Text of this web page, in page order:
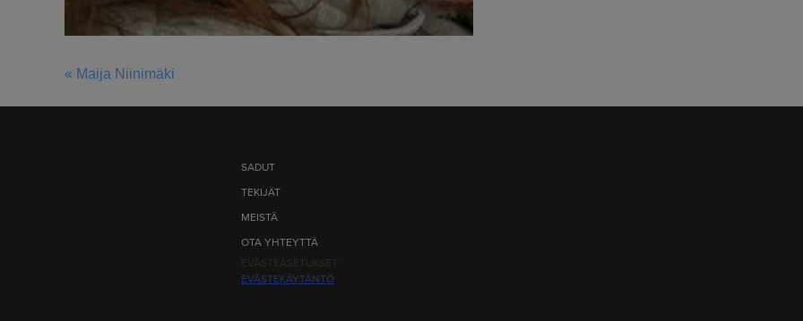
ARTIKKELIEN
« Maija Niinimäki
SADUT
TEKIJÄT
MEISTÄ
OTA YHTEYTTÄ
EVÄSTEASETUKSET
EVÄSTEKÄYTÄNTÖ